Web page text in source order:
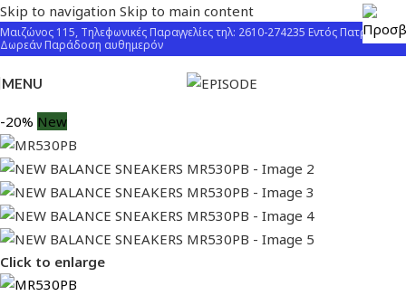
Skip to navigation Skip to main content
Μαιζώνος 115, Τηλεφωνικές Παραγγελίες τηλ: 2610-274235 Εντός Πατρών
Δωρεάν Παράδοση αυθημερόν
MENU
-20% New
Click to enlarge